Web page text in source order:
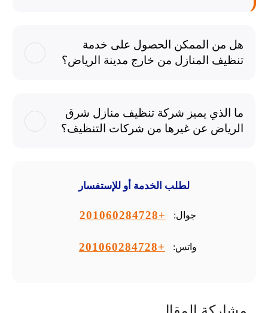
هل من الممكن الحصول على خدمة
تنظيف المنازل من خارج مدينة الرياض؟
ما الذي يميز شركة تنظيف منازل شرق
الرياض عن غيرها من شركات التنظيف؟
لطلب الخدمة أو للإستفسار
جوال: +201060284728
واتس: +201060284728